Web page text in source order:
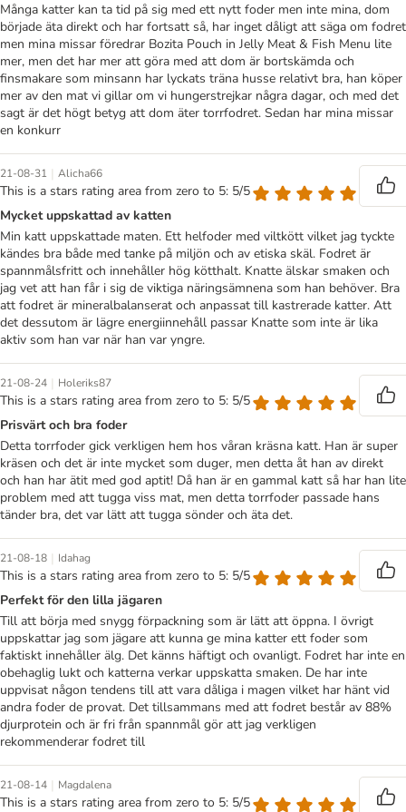
Många katter kan ta tid på sig med ett nytt foder men inte mina, dom
började äta direkt och har fortsatt så, har inget dåligt att säga om fodret
men mina missar föredrar Bozita Pouch in Jelly Meat & Fish Menu lite
mer, men det har mer att göra med att dom är bortskämda och
finsmakare som minsann har lyckats träna husse relativt bra, han köper
mer av den mat vi gillar om vi hungerstrejkar några dagar, och med det
sagt är det högt betyg att dom äter torrfodret. Sedan har mina missar
en konkurr
21-08-31 | Alicha66
This is a stars rating area from zero to 5: 5/5
Mycket uppskattad av katten
Min katt uppskattade maten. Ett helfoder med viltkött vilket jag tyckte
kändes bra både med tanke på miljön och av etiska skäl. Fodret är
spannmålsfritt och innehåller hög kötthalt. Knatte älskar smaken och
jag vet att han får i sig de viktiga näringsämnena som han behöver. Bra
att fodret är mineralbalanserat och anpassat till kastrerade katter. Att
det dessutom är lägre energiinnehåll passar Knatte som inte är lika
aktiv som han var när han var yngre.
21-08-24 | Holeriks87
This is a stars rating area from zero to 5: 5/5
Prisvärt och bra foder
Detta torrfoder gick verkligen hem hos våran kräsna katt. Han är super
kräsen och det är inte mycket som duger, men detta åt han av direkt
och han har ätit med god aptit! Då han är en gammal katt så har han lite
problem med att tugga viss mat, men detta torrfoder passade hans
tänder bra, det var lätt att tugga sönder och äta det.
21-08-18 | Idahag
This is a stars rating area from zero to 5: 5/5
Perfekt för den lilla jägaren
Till att börja med snygg förpackning som är lätt att öppna. I övrigt
uppskattar jag som jägare att kunna ge mina katter ett foder som
faktiskt innehåller älg. Det känns häftigt och ovanligt. Fodret har inte en
obehaglig lukt och katterna verkar uppskatta smaken. De har inte
uppvisat någon tendens till att vara dåliga i magen vilket har hänt vid
andra foder de provat. Det tillsammans med att fodret består av 88%
djurprotein och är fri från spannmål gör att jag verkligen
rekommenderar fodret till
21-08-14 | Magdalena
This is a stars rating area from zero to 5: 5/5